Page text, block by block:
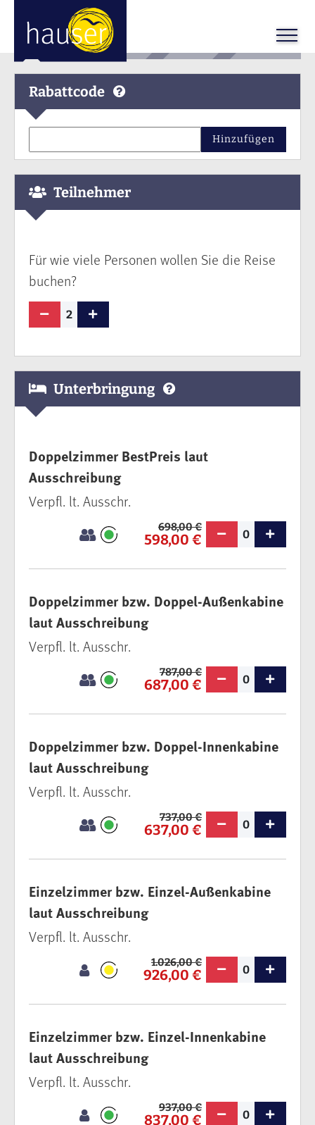
Rabattcode
Hinzufügen
Teilnehmer
Für wie viele Personen wollen Sie die Reise
buchen?
2
Unterbringung
Doppelzimmer BestPreis laut
Ausschreibung
698,00 €
598,00 € 0
Verpfl. lt. Ausschr.
Doppelzimmer bzw. Doppel-Außenkabine
laut Ausschreibung
787,00 €
687,00 € 0
Verpfl. lt. Ausschr.
Doppelzimmer bzw. Doppel-Innenkabine
laut Ausschreibung
737,00 €
637,00 € 0
Verpfl. lt. Ausschr.
Einzelzimmer bzw. Einzel-Außenkabine
laut Ausschreibung
1.026,00 €
926,00 € 0
Verpfl. lt. Ausschr.
Einzelzimmer bzw. Einzel-Innenkabine
laut Ausschreibung
937,00 €
837,00 € 0
Verpfl. lt. Ausschr.